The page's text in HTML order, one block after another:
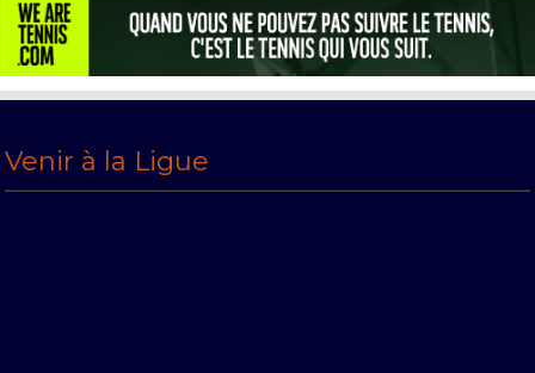
Venir à la Ligue